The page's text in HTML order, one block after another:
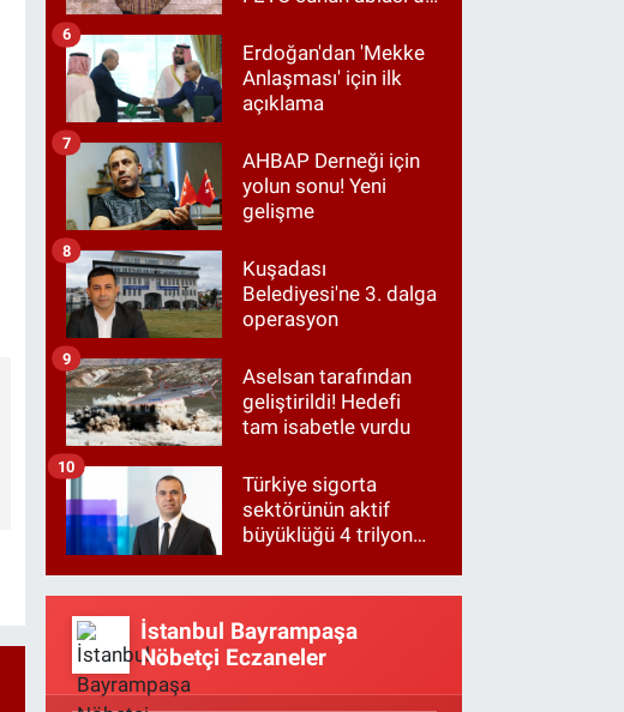
Erdoğan'dan 'Mekke
Anlaşması' için ilk
açıklama
6
AHBAP Derneği için
yolun sonu! Yeni
gelişme
7
Kuşadası
Belediyesi'ne 3. dalga
operasyon
8
Aselsan tarafından
geliştirildi! Hedefi
tam isabetle vurdu
9
Türkiye sigorta
sektörünün aktif
büyüklüğü 4 trilyon
10
İstanbul Bayrampaşa
Nöbetçi Eczaneler